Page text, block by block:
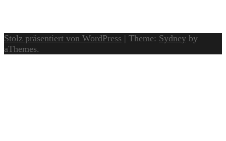
Stolz präsentiert von WordPress | Theme: Sydney by
aThemes.